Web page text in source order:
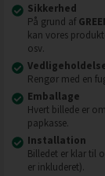
Sikkerhed
På grund af
kan vores
osv.
Rengør med en
Emballage
Hvert billede er
papkasse.
Installation
Billedet er klar til
er inkluderet).